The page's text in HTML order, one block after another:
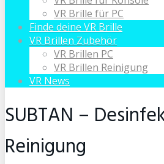
VR Brille für PC
Finde deine VR Brille
VR Brillen Zubehör
VR Brillen PC
VR Brillen Reinigung
VR News
SUBTAN –
Reinigung